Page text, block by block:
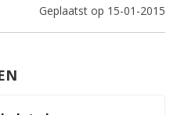
Geplaatst op 15-01-2015